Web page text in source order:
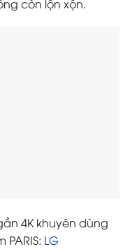
còn lộn xộn.
4K khuyên dùng
LG